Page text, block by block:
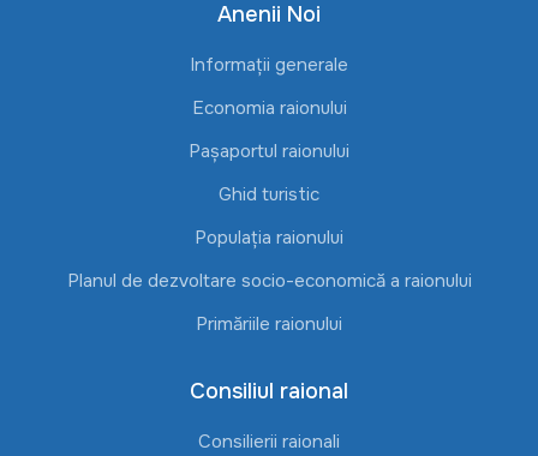
Anenii Noi
Informații generale
Economia raionului
Pașaportul raionului
Ghid turistic
Populația raionului
Planul de dezvoltare socio-economică a raionului
Primăriile raionului
Consiliul raional
Consilierii raionali